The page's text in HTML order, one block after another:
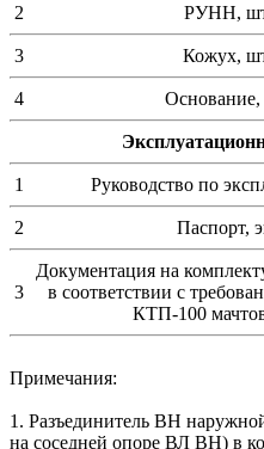
2 РУНН,
3 Кожух,
4 Основание,
1 Руководство по
2 Паспорт,
3
Документация на
в соответствии с
КТП-100
Примечания:
1. Разъединитель ВН
на соседней опоре ВЛ ВН) в